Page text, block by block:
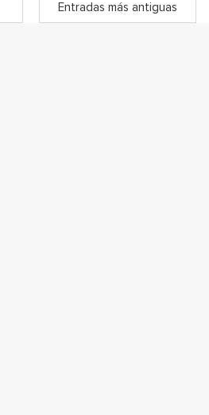
Entradas más antiguas